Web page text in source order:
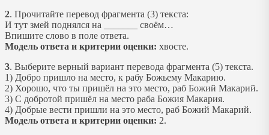
2. Прочитайте перевод фрагмента (3) текста:
И тут змей поднялся на _______ своём…
Впишите слово в поле ответа.
Модель ответа и критерии оценки: хвосте.
3. Выберите верный вариант перевода фрагмента (5) текста.
1) Добро пришло на место, к рабу Божьему Макарию.
2) Хорошо, что ты пришёл на это место, раб Божий Макарий.
3) С добротой пришёл на место раба Божия Макария.
4) Добрые вести пришли на это место, раб Божий Макарий.
Модель ответа и критерии оценки: 2.